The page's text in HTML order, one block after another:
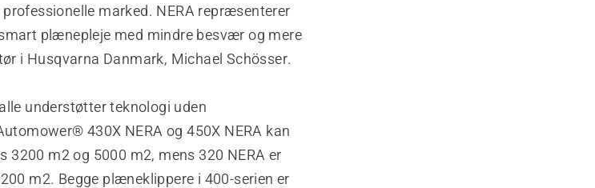
marked. NERA repræsenterer
plænepleje med mindre besvær og mere
i Husqvarna Danmark, Michael Schösser.
understøtter teknologi uden
430X NERA og 450X NERA kan
m2 og 5000 m2, mens 320 NERA er
m2. Begge plæneklippere i 400-serien er